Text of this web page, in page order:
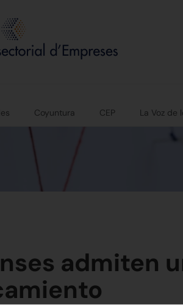
Coyuntura CEP La Voz de
admiten